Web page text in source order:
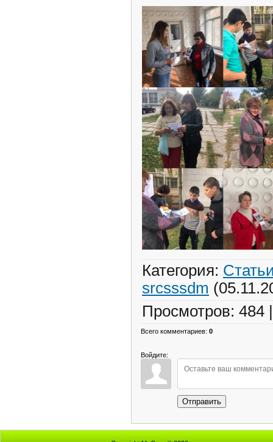
Категория:
srcsssdm
Просмотров: 484
Всего комментариев: 0
Войдите:
Отправить